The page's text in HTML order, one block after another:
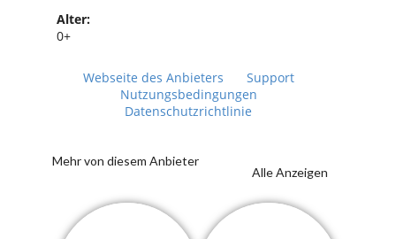
Alter:
0+
Webseite des Anbieters
Support
Nutzungsbedingungen
Datenschutzrichtlinie
Mehr von diesem Anbieter
Alle Anzeigen